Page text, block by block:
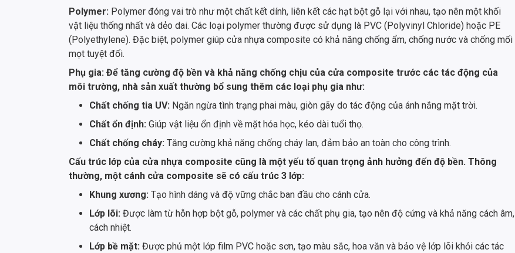
Polymer: Polymer đóng vai trò như một chất kết dính, liên kết các hạt bột gỗ lại với nhau, tạo nên một khối
vật liệu thống nhất và dẻo dai. Các loại polymer thường được sử dụng là PVC (Polyvinyl Chloride) hoặc PE
(Polyethylene). Đặc biệt, polymer giúp cửa nhựa composite có khả năng chống ẩm, chống nước và chống mối
mọt tuyệt đối.
Phụ gia: Để tăng cường độ bền và khả năng chống chịu của cửa composite trước các tác động của
môi trường, nhà sản xuất thường bổ sung thêm các loại phụ gia như:
Chất chống tia UV: Ngăn ngừa tình trạng phai màu, giòn gãy do tác động của ánh nắng mặt trời.
Chất ổn định: Giúp vật liệu ổn định về mặt hóa học, kéo dài tuổi thọ.
Chất chống cháy: Tăng cường khả năng chống cháy lan, đảm bảo an toàn cho công trình.
Cấu trúc lớp của cửa nhựa composite cũng là một yếu tố quan trọng ảnh hưởng đến độ bền. Thông
thường, một cánh cửa composite sẽ có cấu trúc 3 lớp:
Khung xương: Tạo hình dáng và độ vững chắc ban đầu cho cánh cửa.
Lớp lõi: Được làm từ hỗn hợp bột gỗ, polymer và các chất phụ gia, tạo nên độ cứng và khả năng cách âm,
cách nhiệt.
Lớp bề mặt: Được phủ một lớp film PVC hoặc sơn, tạo màu sắc, hoa văn và bảo vệ lớp lõi khỏi các tác